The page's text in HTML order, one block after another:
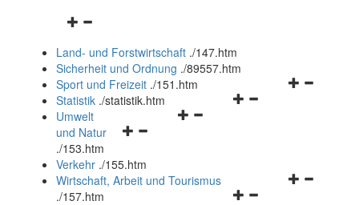
Navigationsmenü
und
schließen
Land- und Forstwirtschaft ./147.htm
Sicherheit und Ordnung ./89557.htm
Navigationsmenü
Sport und Freizeit ./151.htm
Navigationsmenü
Statistik ./statistik.htm
Navigationsmenü
und
schließen
Umwelt
und Natur
./153.htm
Verkehr ./155.htm
Navigationsmenü
Wirtschaft, Arbeit und Tourismus
./157.htm